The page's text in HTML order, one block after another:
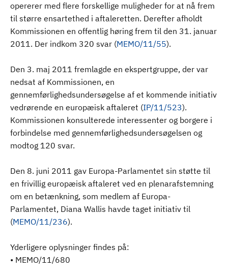
opererer med flere forskellige muligheder for at nå frem
til større ensartethed i aftaleretten. Derefter afholdt
Kommissionen en offentlig høring frem til den 31. januar
2011. Der indkom 320 svar (MEMO/11/55).
Den 3. maj 2011 fremlagde en ekspertgruppe, der var
nedsat af Kommissionen, en
gennemførlighedsundersøgelse af et kommende initiativ
vedrørende en europæisk aftaleret (IP/11/523).
Kommissionen konsulterede interessenter og borgere i
forbindelse med gennemførlighedsundersøgelsen og
modtog 120 svar.
Den 8. juni 2011 gav Europa-Parlamentet sin støtte til
en frivillig europæisk aftaleret ved en plenarafstemning
om en betænkning, som medlem af Europa-
Parlamentet, Diana Wallis havde taget initiativ til
(MEMO/11/236).
Yderligere oplysninger findes på:
• MEMO/11/680